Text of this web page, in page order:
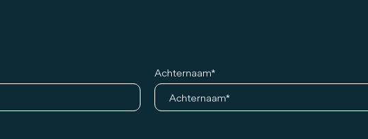
Achternaam